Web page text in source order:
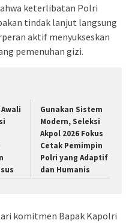
keterlibatan Polri
tindak lanjut langsung
aktif menyukseskan
pemenuhan gizi.
Awali
Gunakan Sistem
Modern, Seleksi
Akpol 2026 Fokus
Cetak Pemimpin
Polri yang Adaptif
dan Humanis
komitmen Bapak Kapolri